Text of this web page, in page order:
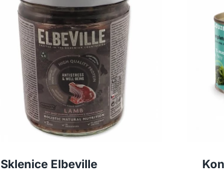
Sklenice Elbeville